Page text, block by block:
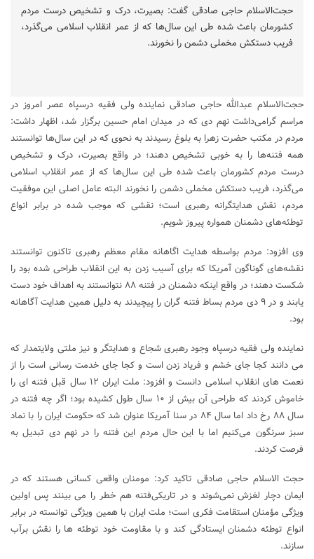
حجت‌الاسلام حاجی صادقی گفت: بصیرت، درک و تشخیص درست مردم
کشورمان باعث شده طی این سال‌ها که از عمر انقلاب اسلامی ‌می‌گذرد،
فریب دستکش مخملی دشمن را نخورند.
حجت‌الاسلام عبدالله حاجی صادقی نماینده ولی فقیه درسپاه عصر امروز در
مراسم ‌گرامی‌داشت نهم دی که در میدان امام‌ حسین‌ برگزار شد، اظهار داشت:
مردم ‌در مکتب حضرت زهرا به بلوغ رسیدند به‌ نحوی ‌که در این سال‌ها توانستند
همه فتنه‌ها را به خوبی تشخیص دهند؛ در واقع بصیرت، درک و تشخیص
درست مردم کشورمان باعث شده طی این سال‌ها که از عمر انقلاب اسلامی
‌می‌گذرد، فریب دستکش مخملی دشمن را نخورند البته عامل اصلی این موفقیت
مردم، نقش هدایتگرانه رهبری است؛ نقشی که موجب شده در برابر انواع
توطئه‌های دشمنان همواره پیروز شویم.
وی‌ افزود: مردم بواسطه هدایت اگاهانه مقام معظم رهبری تاکنون توانستند
نقشه‌های ‌گوناگون آمریکا که برای آسیب زدن به این انقلاب طراحی شده بود را
شکست دهند؛ در واقع اینکه دشمنان در فتنه ۸۸ نتوانستند به اهداف خود دست
یابند و در ۹ دی مردم بساط فتنه گران را پیچیدند به دلیل همین هدایت آگاهانه
بود.
نماینده ولی فقیه درسپاه وجود رهبری شجاع و هدایتگر و نیز ملتی ولایتمدار که
می دانند کجا جای خشم و فریاد زدن است و کجا جای خدمت رسانی است را از
نعمت های انقلاب اسلامی دانست و افزود: ملت ایران ۱۲ سال قبل فتنه‌ ای را
خاموش ‌کردند که طراحی آن بیش از ۱۰ سال طول کشیده بود؛ اگر ‌چه فتنه در
سال ۸۸ رخ داد اما سال ۸۴ در سنا آمریکا عنوان شد که حکومت ایران را با نماد
سبز سرنگون ‌می‌کنیم‌ اما با این حال مردم این فتنه را در نهم دی تبدیل به
فرصت کردند.
حجت الاسلام حاجی صادقی تاکید کرد: مومنان واقعی کسانی هستند که در
ایمان دچار لغزش نمی‌شوند و در تاریکی‌فتنه هم خطر را می بینند پس اولین
‌ویژگی ‌مؤمنان استقامت فکری است؛ ملت ایران با همین ویژگی توانسته در برابر
انواع توطئه دشمنان ایستادگی کند و با مقاومت خود توطئه ها را نقش برآب
سازند.